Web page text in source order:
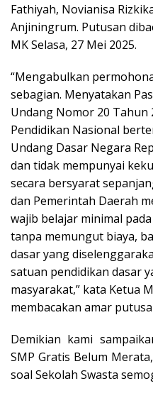
Fathiyah, Novianisa
Anjiningrum. Putusan
MK Selasa, 27 Mei 2025.
“Mengabulkan
sebagian. Menyatakan
Undang Nomor 20 Tahun
Pendidikan Nasional
Undang Dasar Negara
dan tidak mempunyai
secara bersyarat
dan Pemerintah Daerah
wajib belajar minimal
tanpa memungut biaya,
dasar yang
satuan pendidikan dasar
masyarakat,” kata Ketua
membacakan amar
Demikian kami
SMP Gratis Belum
soal Sekolah Swasta